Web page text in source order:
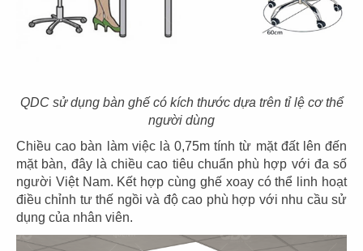
QDC sử dụng bàn ghế có kích thước dựa trên tỉ lệ cơ thể
người dùng
Chiều cao bàn làm việc là 0,75m tính từ mặt đất lên đến
mặt bàn, đây là chiều cao tiêu chuẩn phù hợp với đa số
người Việt Nam. Kết hợp cùng ghế xoay có thể linh hoạt
điều chỉnh tư thế ngồi và độ cao phù hợp với nhu cầu sử
dụng của nhân viên.
Chủ đầu tư: Meta Djinn
Diện tích: 150m2
Địa chỉ: Tòa nhà TTC, 253 Hoàng Văn Thụ,Tân
Bình,Tp.HCM
CHI TIẾT